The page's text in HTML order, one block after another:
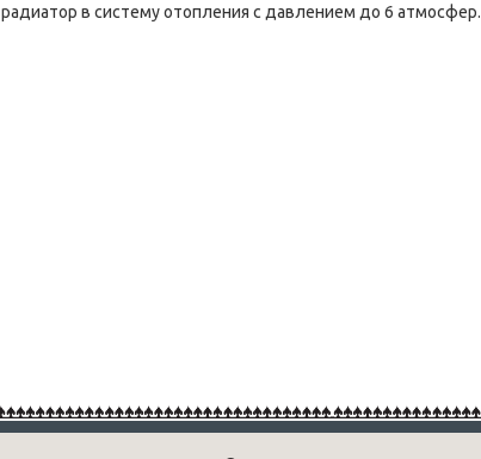
в систему отопления с давлением до 6 атмосфер.